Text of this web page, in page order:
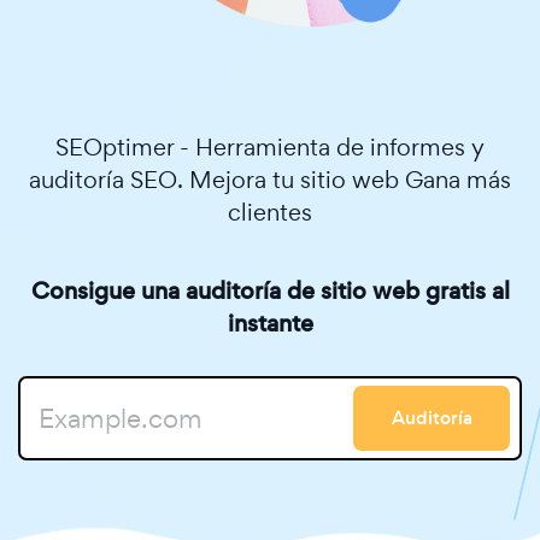
SEOptimer - Herramienta de informes y
auditoría SEO. Mejora tu sitio web Gana más
clientes
Consigue una auditoría de sitio web gratis al
instante
Auditoría